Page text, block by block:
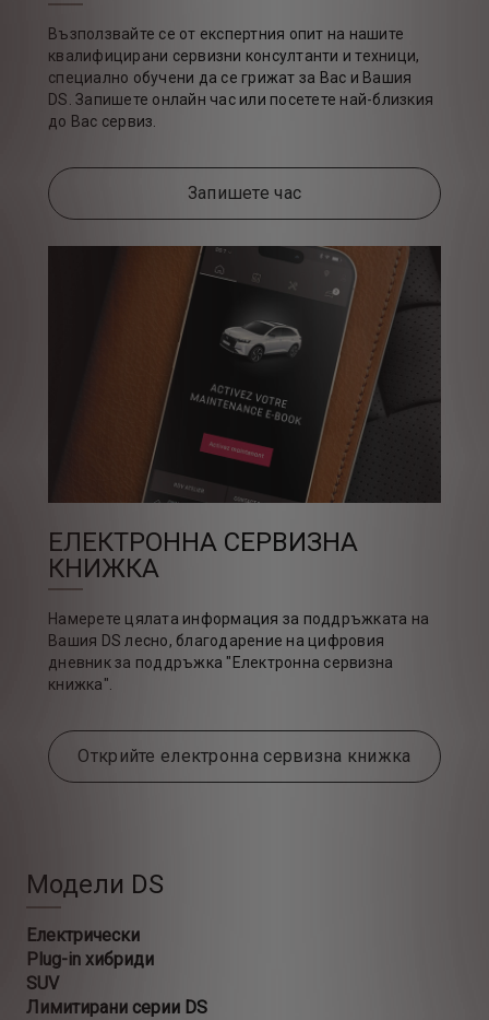
Възползвайте се от експертния опит на нашите
квалифицирани сервизни консултанти и техници,
специално обучени да се грижат за Вас и Вашия
DS. Запишете онлайн час или посетете най-близкия
до Вас сервиз.
Запишете час
ЕЛЕКТРОННА СЕРВИЗНА
КНИЖКА
Намерете цялата информация за поддръжката на
Вашия DS лесно, благодарение на цифровия
дневник за поддръжка "Електронна сервизна
книжка".
Открийте електронна сервизна книжка
Модели DS
Електрически
Plug-in хибриди
SUV
Лимитирани серии DS